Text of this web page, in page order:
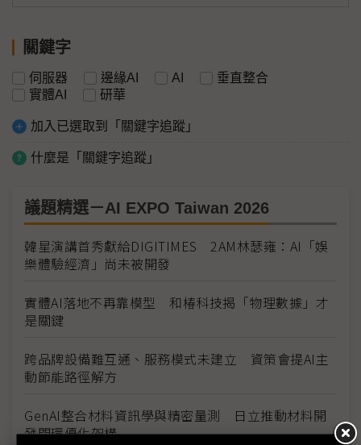
關鍵字
伺服器 邊緣AI AI
垂直整合
實體AI
研華
加入已選取到「關鍵字追蹤」
什麼是「關鍵字追蹤」
議題精選－AI EXPO Taiwan 2026
韓星演講首秀獻給DIGITIMES 2AM林瑟雍：AI「娛
樂體驗經濟」尚未被開發
實體AI落地不再靠模型 和椿科技揭「物理數據」才
是關鍵
跨品牌設備難互通、服務模式未建立 資策會提AI主
動節能路徑解方
GenAI整合材料資訊學與精密量測 日立推動材料開
發閉環優化架構